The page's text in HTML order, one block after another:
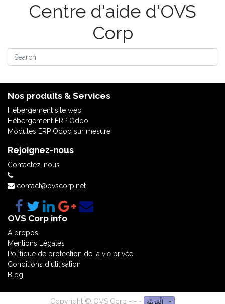
Centre d'aide d'OVS
Corp
Nos produits & Services
Hébergement site web
Hébergement ERP Odoo
Modules ERP Odoo sur mesure
Rejoignez-nous
Contactez-nous
contact@ovscorp.net
OVS Corp info
À propos
Mentions Légales
Politique de protection de la vie privée
Conditions d'utilisation
Blog
Copyright © OVS Corp - - - الْعَرَبيّة